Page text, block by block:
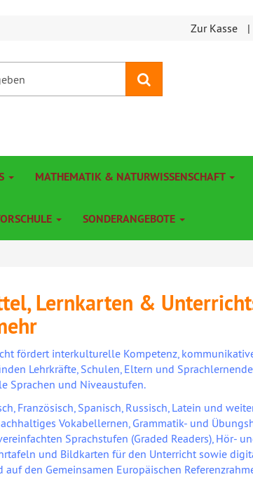
Zur Kasse
MATHEMATIK & NATURWISSENSCHAFT
SONDERANGEBOTE
Lernkarten &
fördert interkulturelle Kompetenz,
Lehrkräfte, Schulen, Eltern und
Sprachen und Niveaustufen.
Französisch, Spanisch, Russisch, Latein und
Vokabellernen, Grammatik- und
Sprachstufen (Graded Readers), Hör-
und Bildkarten für den Unterricht sowie
den Gemeinsamen Europäischen